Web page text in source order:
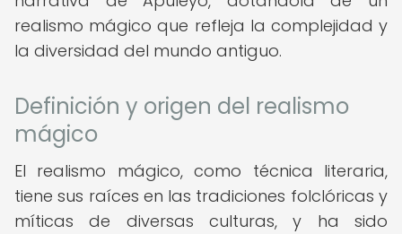
realismo mágico que refleja la complejidad y
la diversidad del mundo antiguo.
Definición y origen del realismo
mágico
El realismo mágico, como técnica literaria,
tiene sus raíces en las tradiciones folclóricas y
míticas de diversas culturas, y ha sido